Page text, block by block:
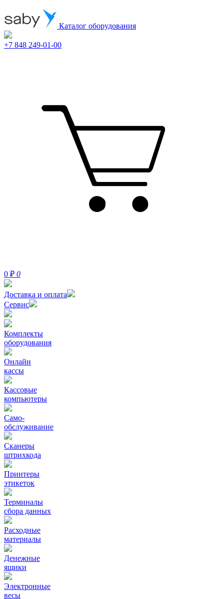
Каталог оборудования
+7 848 249-01-00
0 ₽ 0
Доставка и оплата
Сервис
Комплекты
оборудования
Онлайн
кассы
Кассовые
компьютеры
Само-
обслуживание
Сканеры
штрихкода
Принтеры
этикеток
Терминалы
сбора данных
Расходные
материалы
Денежные
ящики
Электронные
весы